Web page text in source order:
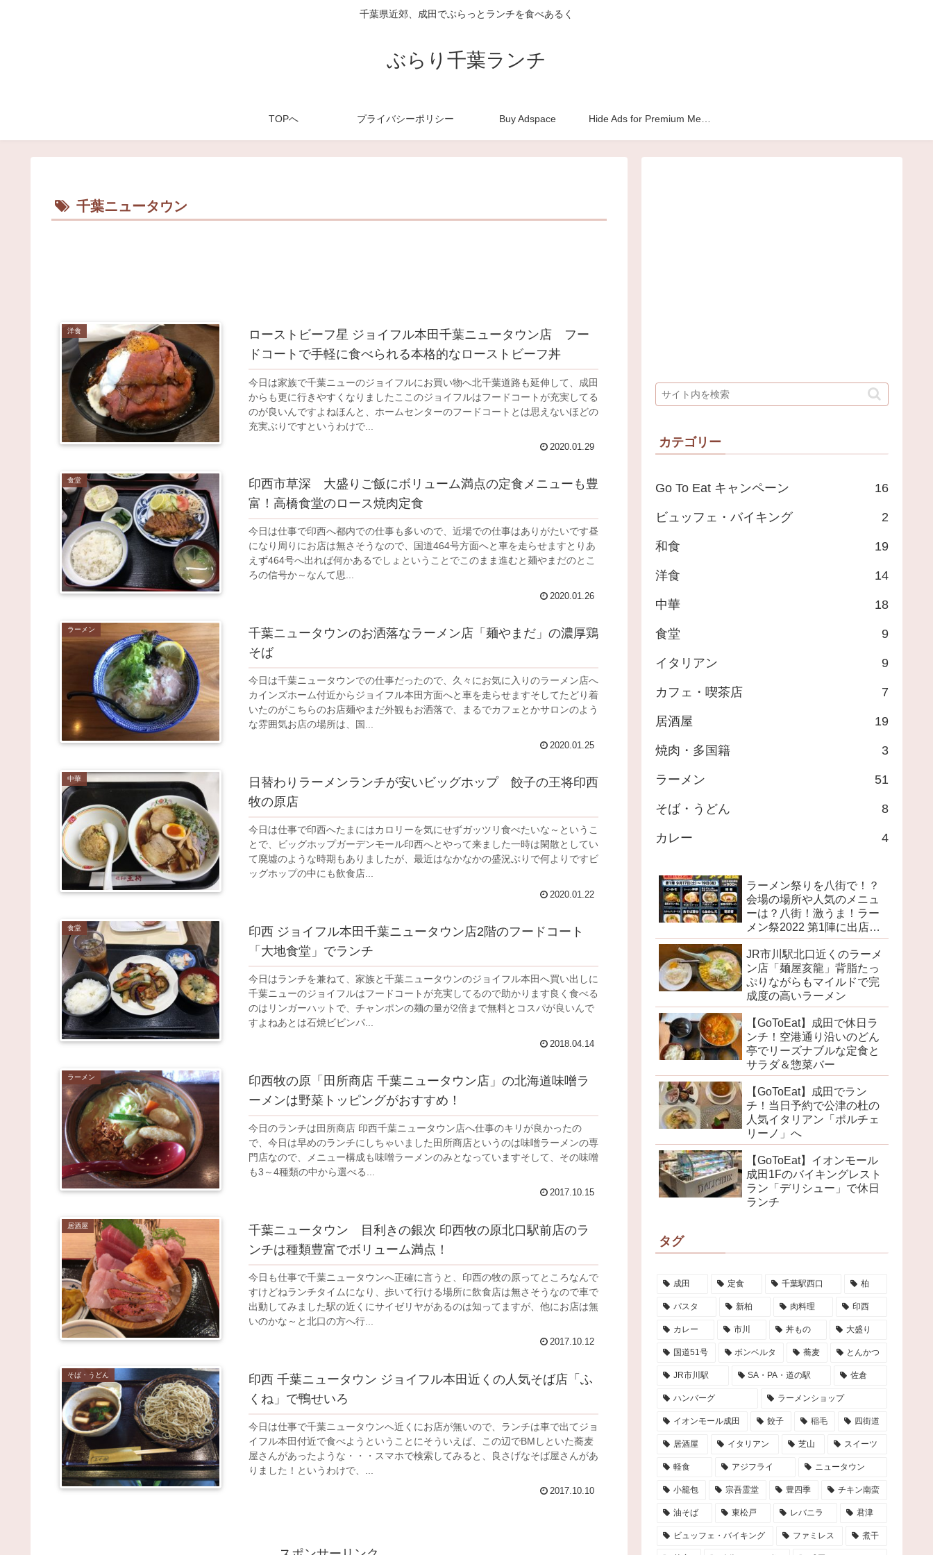
千葉県近郊、成田でぶらっとランチを食べあるく
ぶらり千葉ランチ
TOPへ プライバシーポリシー Buy Adspace Hide Ads for Premium Members
千葉ニュータウン
洋食
ローストビーフ星 ジョイフル本田千葉ニュータウン店 フー
ドコートで手軽に食べられる本格的なローストビーフ丼
今日は家族で千葉ニューのジョイフルにお買い物へ北千葉道路も延伸して、成田
からも更に行きやすくなりましたここのジョイフルはフードコートが充実してる
のが良いんですよねほんと、ホームセンターのフードコートとは思えないほどの
充実ぶりですというわけで...
2020.01.29
食堂
印西市草深 大盛りご飯にボリューム満点の定食メニューも豊
富！高橋食堂のロース焼肉定食
今日は仕事で印西へ都内での仕事も多いので、近場での仕事はありがたいです昼
になり周りにお店は無さそうなので、国道464号方面へと車を走らせますとりあ
えず464号へ出れば何かあるでしょということでこのまま進むと麺やまだのとこ
ろの信号か～なんて思...
2020.01.26
ラーメン
千葉ニュータウンのお洒落なラーメン店「麺やまだ」の濃厚鶏
そば
今日は千葉ニュータウンでの仕事だったので、久々にお気に入りのラーメン店へ
カインズホーム付近からジョイフル本田方面へと車を走らせますそしてたどり着
いたのがこちらのお店麺やまだ外観もお洒落で、まるでカフェとかサロンのよう
な雰囲気お店の場所は、国...
2020.01.25
中華
日替わりラーメンランチが安いビッグホップ 餃子の王将印西
牧の原店
今日は仕事で印西へたまにはカロリーを気にせずガッツリ食べたいな～というこ
とで、ビッグホップガーデンモール印西へとやって来ました一時は閑散としてい
て廃墟のような時期もありましたが、最近はなかなかの盛況ぶりで何よりですビ
ッグホップの中にも飲食店...
2020.01.22
食堂
印西 ジョイフル本田千葉ニュータウン店2階のフードコート
「大地食堂」でランチ
今日はランチを兼ねて、家族と千葉ニュータウンのジョイフル本田へ買い出しに
千葉ニューのジョイフルはフードコートが充実してるので助かります良く食べる
のはリンガーハットで、チャンポンの麺の量が2倍まで無料とコスパが良いんで
すよねあとは石焼ビビンパ...
2018.04.14
ラーメン
印西牧の原「田所商店 千葉ニュータウン店」の北海道味噌ラ
ーメンは野菜トッピングがおすすめ！
今日のランチは田所商店 印西千葉ニュータウン店へ仕事のキリが良かったの
で、今日は早めのランチにしちゃいました田所商店というのは味噌ラーメンの専
門店なので、メニュー構成も味噌ラーメンのみとなっていますそして、その味噌
も3～4種類の中から選べる...
2017.10.15
居酒屋
千葉ニュータウン 目利きの銀次 印西牧の原北口駅前店のラ
ンチは種類豊富でボリューム満点！
今日も仕事で千葉ニュータウンへ正確に言うと、印西の牧の原ってところなんで
すけどねランチタイムになり、歩いて行ける場所に飲食店は無さそうなので車で
出動してみました駅の近くにサイゼリヤがあるのは知ってますが、他にお店は無
いのかな～と北口の方へ行...
2017.10.12
そば・うどん
印西 千葉ニュータウン ジョイフル本田近くの人気そば店「ふ
くね」で鴨せいろ
今日は仕事で千葉ニュータウンへ近くにお店が無いので、ランチは車で出てジョ
イフル本田付近で食べようということにそういえば、この辺でBMしといた蕎麦
屋さんがあったような・・・スマホで検索してみると、良さげなそば屋さんがあ
りました！というわけで、...
2017.10.10
カテゴリー
Go To Eat キャンペーン 16
ビュッフェ・バイキング 2
和食 19
洋食 14
中華 18
食堂 9
イタリアン 9
カフェ・喫茶店 7
居酒屋 19
焼肉・多国籍 3
ラーメン 51
そば・うどん 8
カレー 4
ラーメン祭りを八街で！？
会場の場所や人気のメニュ
ーは？八街！激うま！ラー
メン祭2022 第1陣に出店す
るお店を調べてみた
JR市川駅北口近くのラーメ
ン店「麺屋亥龍」背脂たっ
ぷりながらもマイルドで完
成度の高いラーメン
【GoToEat】成田で休日ラ
ンチ！空港通り沿いのどん
亭でリーズナブルな定食と
サラダ＆惣菜バー
【GoToEat】成田でラン
チ！当日予約で公津の杜の
人気イタリアン「ポルチェ
リーノ」へ
【GoToEat】イオンモール
成田1Fのバイキングレスト
ラン「デリシュー」で休日
ランチ
タグ
成田 定食 千葉駅西口 柏
パスタ 新柏 肉料理 印西
カレー 市川 丼もの 大盛り
国道51号 ボンベルタ 蕎麦 とんかつ
JR市川駅 SA・PA・道の駅 佐倉
ハンバーグ ラーメンショップ
イオンモール成田 餃子 稲毛 四街道
居酒屋 イタリアン 芝山 スイーツ
軽食 アジフライ ニュータウン
小籠包 宗吾霊堂 豊四季 チキン南蛮
油そば 東松戸 レバニラ 君津
ビュッフェ・バイキング ファミレス 煮干